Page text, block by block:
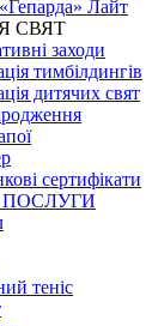
Лайт
СВЯТ
заходи
тимбілдингів
дитячих свят
сертифікати
ПОСЛУГИ
теніс